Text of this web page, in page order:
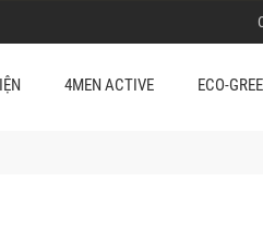
4MEN ACTIVE ECO-